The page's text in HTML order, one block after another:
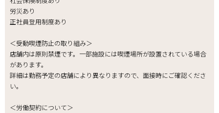
労災あり
正社員登用制度あり
＜受動喫煙防止の取り組み＞
店舗内は原則禁煙です。一部施設には喫煙場所が設置されている場合
があります。
詳細は勤務予定の店舗により異なりますので、面接時にご確認くださ
い。
＜労働契約について＞